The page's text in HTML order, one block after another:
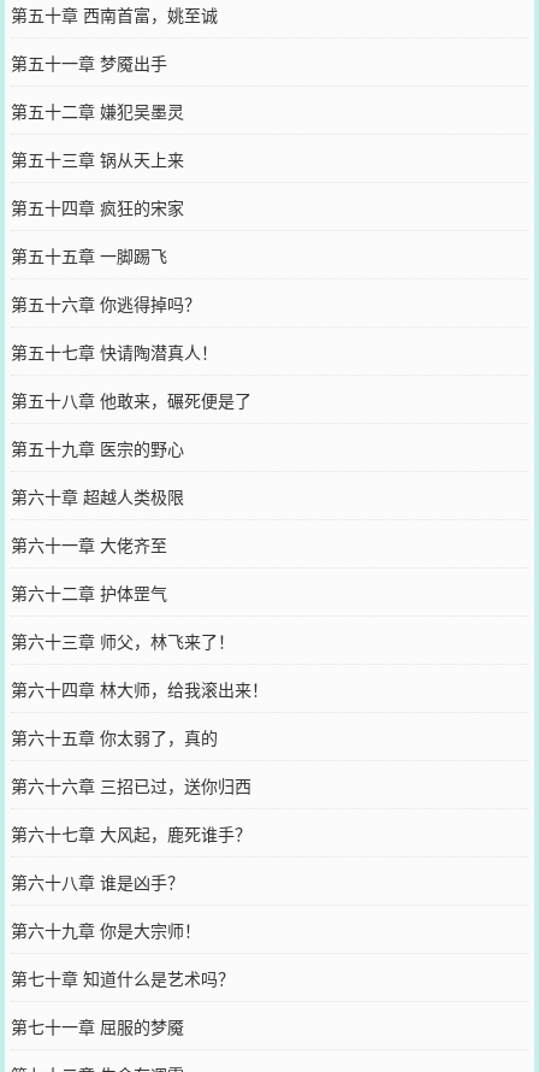
第五十章 西南首富，姚至诚
第五十一章 梦魇出手
第五十二章 嫌犯吴墨灵
第五十三章 锅从天上来
第五十四章 疯狂的宋家
第五十五章 一脚踢飞
第五十六章 你逃得掉吗？
第五十七章 快请陶潜真人！
第五十八章 他敢来，碾死便是了
第五十九章 医宗的野心
第六十章 超越人类极限
第六十一章 大佬齐至
第六十二章 护体罡气
第六十三章 师父，林飞来了！
第六十四章 林大师，给我滚出来！
第六十五章 你太弱了，真的
第六十六章 三招已过，送你归西
第六十七章 大风起，鹿死谁手？
第六十八章 谁是凶手？
第六十九章 你是大宗师！
第七十章 知道什么是艺术吗？
第七十一章 屈服的梦魇